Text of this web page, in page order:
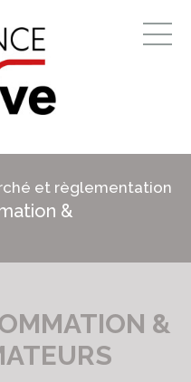
et règlementation
&
&